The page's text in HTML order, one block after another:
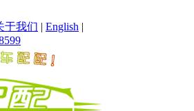
于我们 | English |